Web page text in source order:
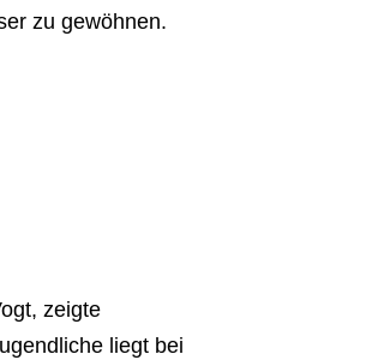
zu gewöhnen.
zeigte
liegt bei